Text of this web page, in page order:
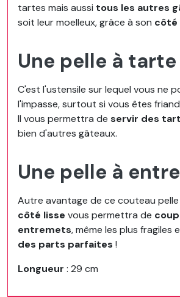
tartes mais aussi tous les autres
soit leur moelleux, grâce à son côté
Une pelle à tarte
C'est l'ustensile sur lequel vous ne
l'impasse, surtout si vous êtes
Il vous permettra de servir des
bien d'autres gâteaux.
Une pelle à
Autre avantage de ce couteau
côté lisse vous permettra de
entremets, même les plus fragiles
des parts parfaites !
Longueur : 29 cm